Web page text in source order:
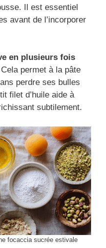
Il est essentiel
avant de l’incorporer
en plusieurs fois
permet à la pâte
perdre ses bulles
filet d’huile aide à
subtilement.
focaccia sucrée estivale